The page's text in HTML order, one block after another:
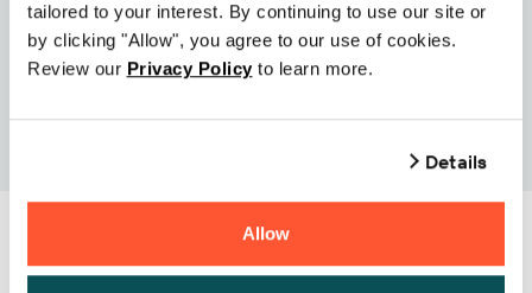
tailored to your interest. By continuing to use our site or
by clicking "Allow", you agree to our use of cookies.
Review our Privacy Policy to learn more.
Details
Allow